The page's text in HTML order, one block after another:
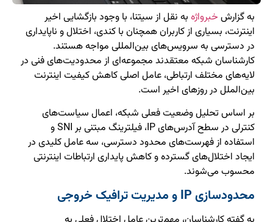
به گزارش خبرواژه به نقل از سیتنا، با وجود بازگشایی اخیر
اینترنت، بسیاری از کاربران همچنان با کندی، اختلال و ناپایداری
در دسترسی به سرویس‌های بین‌المللی مواجه هستند.
کارشناسان شبکه معتقدند مجموعه‌ای از محدودیت‌های فنی در
لایه‌های مختلف ارتباطی، عامل اصلی کاهش کیفیت اینترنت
بین‌الملل در روزهای اخیر است.
بر اساس تحلیل وضعیت فعلی شبکه، اعمال سیاست‌های
کنترلی در سطح آدرس‌های IP، فیلترینگ مبتنی بر SNI و
استفاده از فهرست‌های محدود دسترسی، سه عامل کلیدی در
ایجاد اختلال‌های گسترده و کاهش پایداری ارتباطات اینترنتی
محسوب می‌شوند.
محدودسازی IP و مدیریت ترافیک خروجی